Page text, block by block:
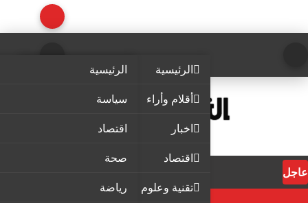
الرئيسية
أقلام وأراء
اخبار
اقتصاد
تقنية وعلوم
الرئيسية
سياسة
اقتصاد
صحة
رياضة
عاجل